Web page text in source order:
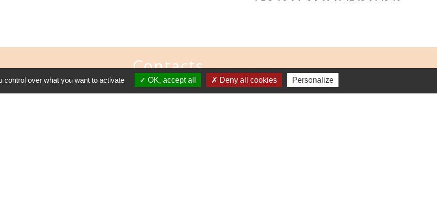
Contacts
Commune de Bierne
12 rue de l'Eglise
over what you want to activate OK, accept all Deny all cookies Personalize